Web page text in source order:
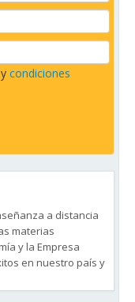
y condiciones
a distancia
materias
y la Empresa
en nuestro país y
del mercado